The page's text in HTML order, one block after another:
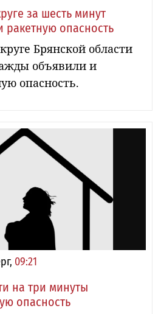
за шесть минут
опасность
Брянской области
объявили и
опасность.
09:21
на три минуты
опасность